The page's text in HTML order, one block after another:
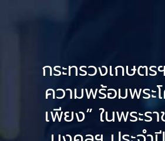
กระทรวงเกษตร
ความพร้อมพระ
เพียง” ในพระร